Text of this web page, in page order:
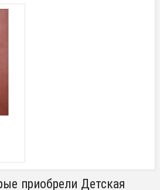
приобрели Детская